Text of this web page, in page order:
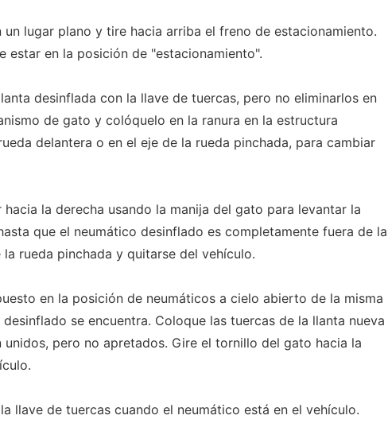
un lugar plano y tire hacia arriba el freno de estacionamiento.
estar en la posición de "estacionamiento".
desinflada con la llave de tuercas, pero no eliminarlos en
de gato y colóquelo en la ranura en la estructura
delantera o en el eje de la rueda pinchada, para cambiar
la derecha usando la manija del gato para levantar la
que el neumático desinflado es completamente fuera de la
rueda pinchada y quitarse del vehículo.
en la posición de neumáticos a cielo abierto de la misma
se encuentra. Coloque las tuercas de la llanta nueva
pero no apretados. Gire el tornillo del gato hacia la
llave de tuercas cuando el neumático está en el vehículo.